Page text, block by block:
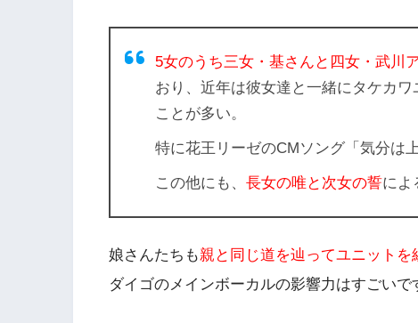
5女のうち三女・基さんと四女・武川
おり、近年は彼女達と一緒にタケカワ
ことが多い。
特に花王リーゼのCMソング「気分は
この他にも、 長女の唯と次女の誓によ
娘さんたちも親と同じ道を辿ってユニットを
ダイゴのメインボーカルの影響力はすごいで